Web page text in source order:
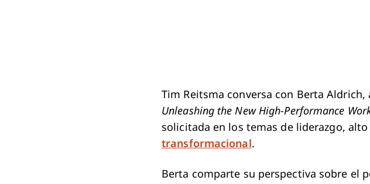
Tim Reitsma conversa con Berta Aldrich,
Unleashing the New High-Performance
solicitada en los temas de liderazgo,
transformacional .
Berta comparte su perspectiva sobre el